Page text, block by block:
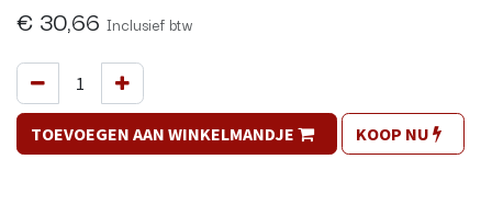
€ 30,66 Inclusief btw
TOEVOEGEN AAN WINKELMANDJE KOOP NU